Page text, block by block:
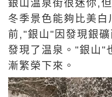
銀山温泉街很迷你,
冬季景色能夠比美
前,"銀山"因發現銀
發現了温泉。"銀山"
漸繁榮下來。